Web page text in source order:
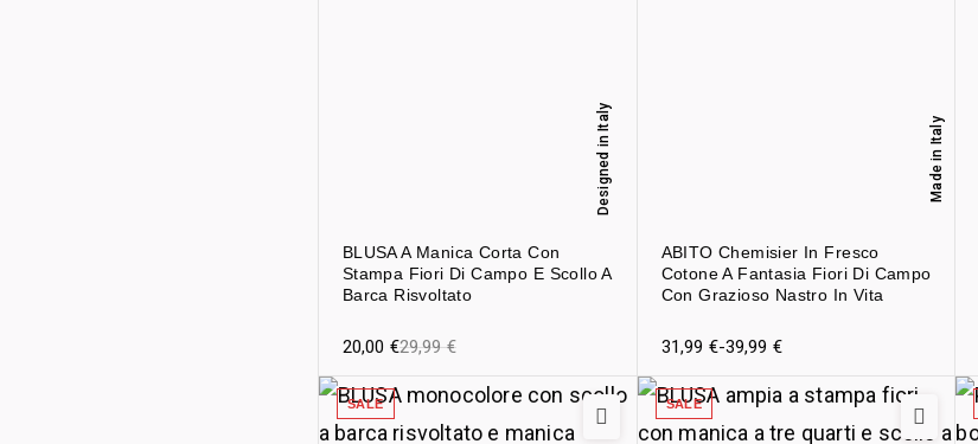
BLUSA A Manica Corta Con
Stampa Fiori Di Campo E Scollo A
Barca Risvoltato
Designed in Italy
29,99€
20,00 €
ABITO Chemisier In Fresco
Cotone A Fantasia Fiori Di Campo
Con Grazioso Nastro In Vita
Made in Italy
31,99 €-39,99 €
SALE SALE